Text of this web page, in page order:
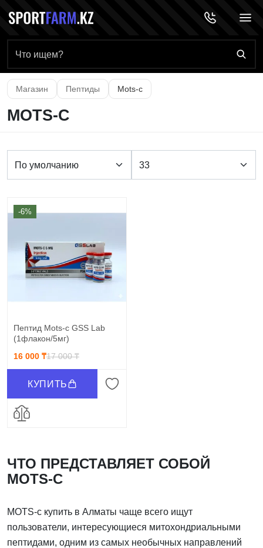
Главная страница
Магазин Пептиды Mots-c
MOTS-C
-6%
Пептид Mots-c GSS Lab
(1флакон/5мг)
16 000 ₸17 000 ₸
КУПИТЬ
ЧТО ПРЕДСТАВЛЯЕТ СОБОЙ
MOTS-C
MOTS-c купить в Алматы чаще всего ищут
пользователи, интересующиеся митохондриальными
пептидами, одним из самых необычных направлений